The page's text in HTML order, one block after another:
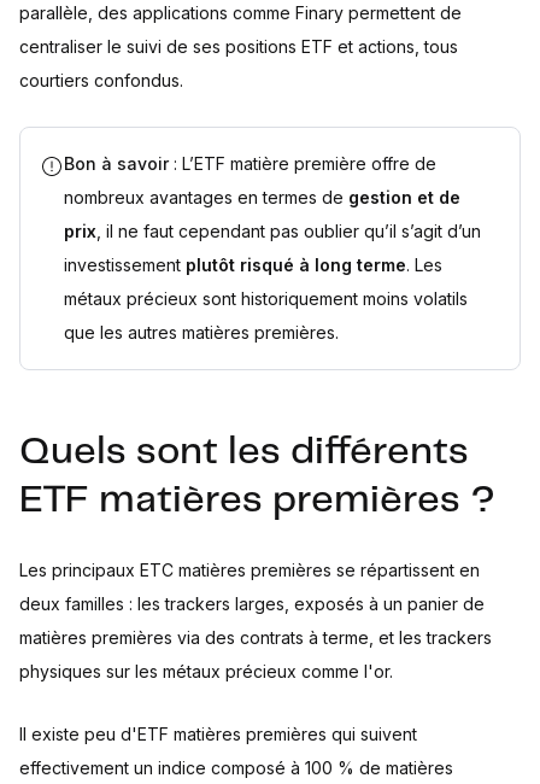
parallèle, des applications comme Finary permettent de
centraliser le suivi de ses positions ETF et actions, tous
courtiers confondus.
Bon à savoir : L’ETF matière première offre de
nombreux avantages en termes de gestion et de
prix , il ne faut cependant pas oublier qu’il s’agit d’un
investissement plutôt risqué à long terme. Les
métaux précieux sont historiquement moins volatils
que les autres matières premières.
Quels sont les différents
ETF matières premières ?
Les principaux ETC matières premières se répartissent en
deux familles : les trackers larges, exposés à un panier de
matières premières via des contrats à terme, et les trackers
physiques sur les métaux précieux comme l'or.
Il existe peu d'ETF matières premières qui suivent
effectivement un indice composé à 100 % de matières